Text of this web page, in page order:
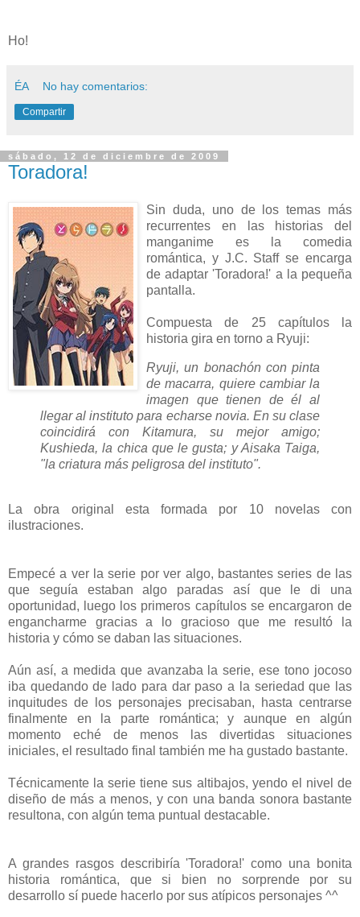
Ho!
ÉA No hay comentarios:
Compartir
sábado, 12 de diciembre de 2009
Toradora!
Sin duda, uno de los temas más
recurrentes en las historias del
manganime es la comedia
romántica, y J.C. Staff se encarga
de adaptar 'Toradora!' a la pequeña
pantalla.
Compuesta de 25 capítulos la
historia gira en torno a Ryuji:
Ryuji, un bonachón con pinta
de macarra, quiere cambiar la
imagen que tienen de él al
llegar al instituto para echarse novia. En su clase
coincidirá con Kitamura, su mejor amigo;
Kushieda, la chica que le gusta; y Aisaka Taiga,
"la criatura más peligrosa del instituto".
La obra original esta formada por 10 novelas con
ilustraciones.
Empecé a ver la serie por ver algo, bastantes series de las
que seguía estaban algo paradas así que le di una
oportunidad, luego los primeros capítulos se encargaron de
engancharme gracias a lo gracioso que me resultó la
historia y cómo se daban las situaciones.
Aún así, a medida que avanzaba la serie, ese tono jocoso
iba quedando de lado para dar paso a la seriedad que las
inquitudes de los personajes precisaban, hasta centrarse
finalmente en la parte romántica; y aunque en algún
momento eché de menos las divertidas situaciones
iniciales, el resultado final también me ha gustado bastante.
Técnicamente la serie tiene sus altibajos, yendo el nivel de
diseño de más a menos, y con una banda sonora bastante
resultona, con algún tema puntual destacable.
A grandes rasgos describiría 'Toradora!' como una bonita
historia romántica, que si bien no sorprende por su
desarrollo sí puede hacerlo por sus atípicos personajes ^^